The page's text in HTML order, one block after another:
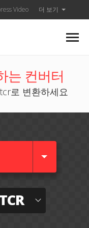
Video 더 보기
는 컨버터
로 변환하세요
TCR